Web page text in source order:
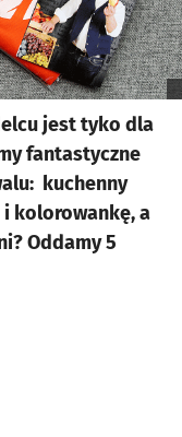
jest tyko dla
fantastyczne
kuchenny
kolorowankę, a
Oddamy 5